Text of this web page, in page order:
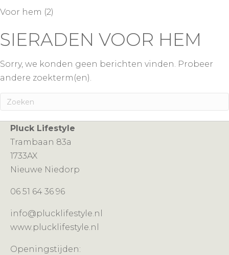
Voor hem (2)
SIERADEN VOOR HEM
Sorry, we konden geen berichten vinden. Probeer
andere zoekterm(en).
Pluck Lifestyle
Trambaan 83a
1733AX
Nieuwe Niedorp
06 51 64 36 96
info@plucklifestyle.nl
www.plucklifestyle.nl
Openingstijden: